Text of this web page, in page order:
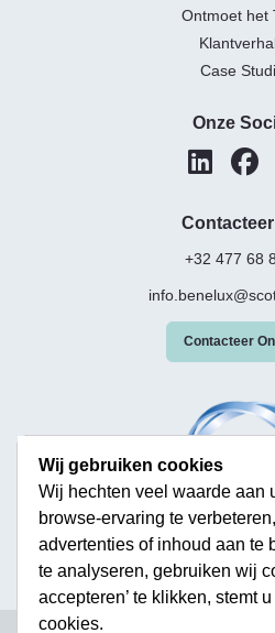
Ontmoet het
Case
Onze
+32 477 68
Contacteer
Wij gebruiken cookies
Wij hechten veel waarde aan
browse-ervaring te
advertenties of inhoud aan te
te analyseren, gebruiken wij
accepteren’ te klikken, stemt
cookies.